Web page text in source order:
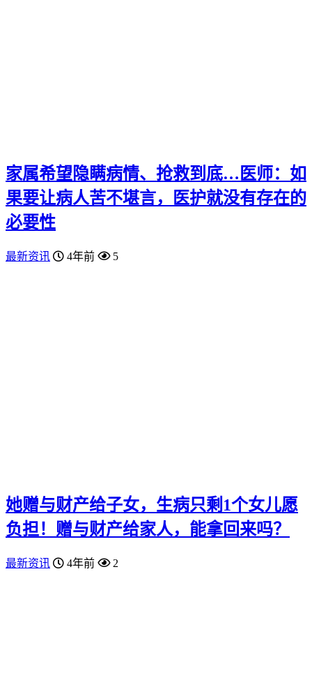
家属希望隐瞒病情、抢救到底…医师：如
果要让病人苦不堪言，医护就没有存在的
必要性
最新资讯 4年前 5
她赠与财产给子女，生病只剩1个女儿愿
负担！赠与财产给家人，能拿回来吗？
最新资讯 4年前 2